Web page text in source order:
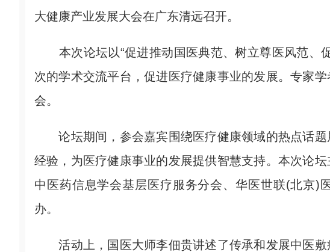
大健康产业发展大会在广东清远召开。
本次论坛以“促进推动国医典范、树立尊医风范、
次的学术交流平台，促进医疗健康事业的发展。专家
会。
论坛期间，参会嘉宾围绕医疗健康领域的热点话题
经验，为医疗健康事业的发展提供智慧支持。本次论
中医药信息学会基层医疗服务分会、华医世联(北京)
办。
活动上，国医大师李佃贵讲述了传承和发展中医敷